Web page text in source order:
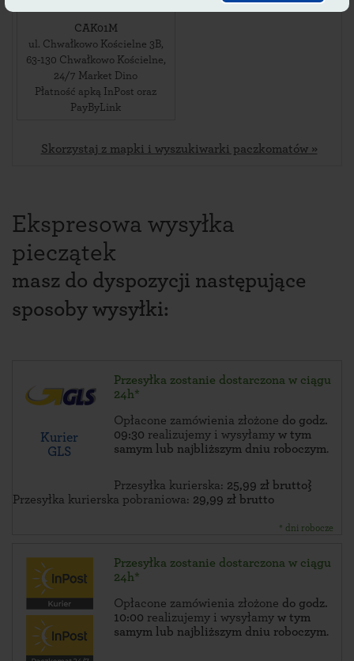
CAK01M
ul. Chwałkowo Kościelne 3B,
63-130 Chwałkowo Kościelne,
24/7 Market Dino
Płatność apką InPost oraz
PayByLink
Skorzystaj z mapki i wyszukiwarki paczkomatów »
Ekspresowa wysyłka
pieczątek
masz do dyspozycji następujące
sposoby wysyłki:
Kurier
GLS
Przesyłka zostanie dostarczona w ciągu
24h*
Opłacone zamówienia złożone do godz.
09:30 realizujemy i wysyłamy w tym
samym lub najbliższym dniu roboczym.
Przesyłka kurierska: 25,99 zł brutto}
Przesyłka kurierska pobraniowa: 29,99 zł brutto
* dni robocze
Przesyłka zostanie dostarczona w ciągu
24h*
Opłacone zamówienia złożone do godz.
10:00 realizujemy i wysyłamy w tym
samym lub najbliższym dniu roboczym.